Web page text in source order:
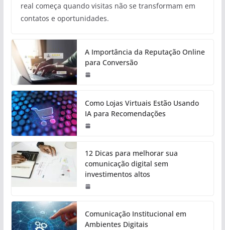
real começa quando visitas não se transformam em
contatos e oportunidades.
A Importância da Reputação Online
para Conversão
Como Lojas Virtuais Estão Usando
IA para Recomendações
12 Dicas para melhorar sua
comunicação digital sem
investimentos altos
Comunicação Institucional em
Ambientes Digitais